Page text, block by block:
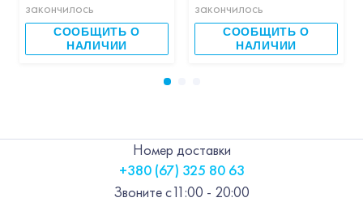
закончилось
СООБЩИТЬ О
НАЛИЧИИ
закончилось
СООБЩИТЬ О
НАЛИЧИИ
Номер доставки
+380 (67) 325 80 63
Звоните с11:00 - 20:00